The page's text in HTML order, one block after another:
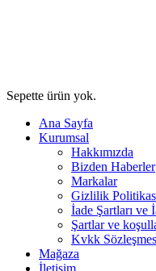
Sepette ürün yok.
Ana Sayfa
Kurumsal
Hakkımızda
Bizden Haberler
Markalar
Gizlilik
İade Şartları ve
Şartlar ve
Kvkk
Mağaza
İletişim